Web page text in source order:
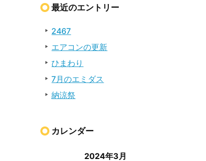
最近のエントリー
2467
エアコンの更新
ひまわり
7月のエミダス
納涼祭
カレンダー
2024年3月